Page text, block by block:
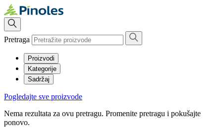
Pretraga
Proizvodi
Kategorije
Sadržaj
Pogledajte sve proizvode
Nema rezultata za ovu pretragu. Promenite pretragu i pokušajte
ponovo.